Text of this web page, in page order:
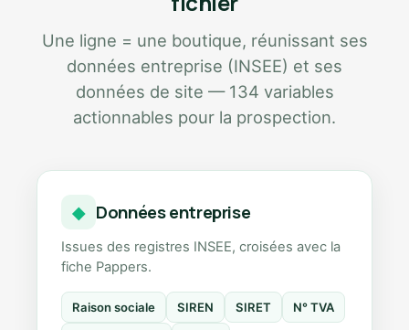
Une ligne = une boutique, réunissant ses
données entreprise (INSEE) et ses
données de site — 134 variables
actionnables pour la prospection.
◆ Données entreprise
Issues des registres INSEE, croisées avec la
fiche Pappers.
Raison sociale SIREN SIRET N° TVA